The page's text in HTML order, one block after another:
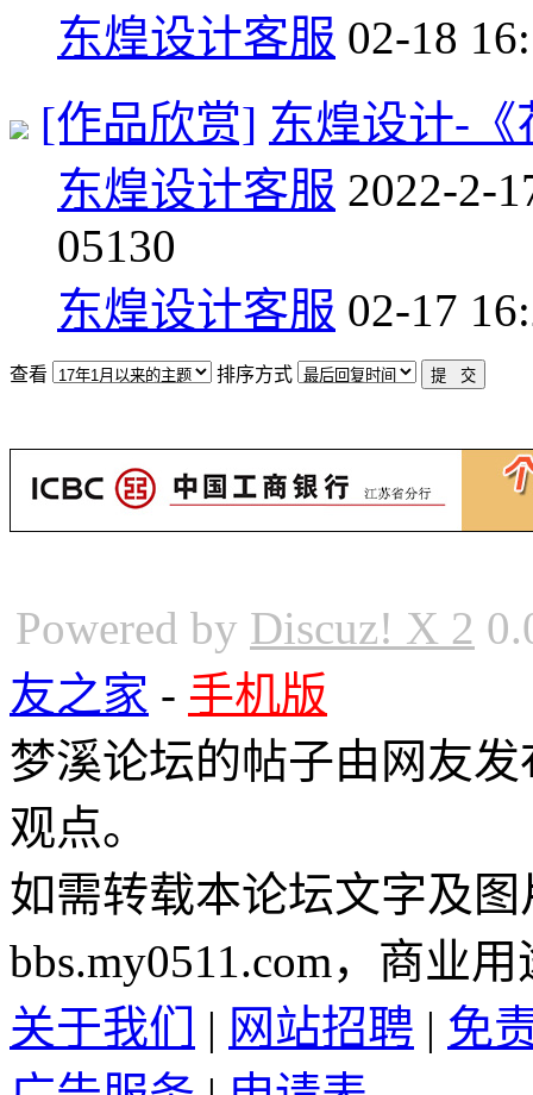
东煌设计客服 02-18
[作品欣赏] 东煌设计-《
东煌设计客服 2022-2-
05130
东煌设计客服 02-17
查看 排序方式
Powered by Discuz! X 2
友之家 - 手机版
梦溪论坛的帖子由网友
观点。
如需转载本论坛文字及
bbs.my0511.com，商业
关于我们
| 网站招聘 | 免